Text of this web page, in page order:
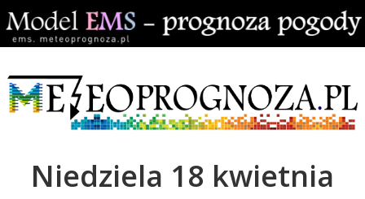
Niedziela 18 kwietnia